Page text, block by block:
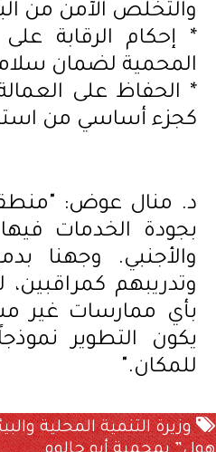
والتخلص الآمن من
* إحكام الرقابة
المحمية لضمان سلامة
* الحفاظ على
كجزء أساسي من
د. منال عوض: "منطقة
بجودة الخدمات
والأجنبي. وجهنا
وتدريبهم
بأي ممارسات غير
يكون التطوير
للمكان."
وزيرة التنمية المحلية